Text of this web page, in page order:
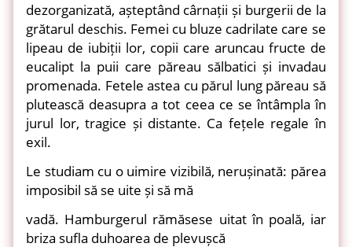
dezorganizată, așteptând cârnații și burgerii de la
grătarul deschis. Femei cu bluze cadrilate care se
lipeau de iubiții lor, copii care aruncau fructe de
eucalipt la puii care păreau sălbatici și invadau
promenada. Fetele astea cu părul lung păreau să
plutească deasupra a tot ceea ce se întâmpla în
jurul lor, tragice și distante. Ca fețele regale în
exil.
Le studiam cu o uimire vizibilă, nerușinată: părea
imposibil să se uite și să mă
vadă. Hamburgerul rămăsese uitat în poală, iar
briza sufla duhoarea de plevușcă